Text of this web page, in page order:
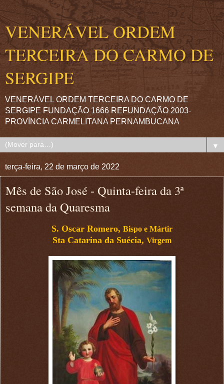
VENERÁVEL ORDEM
TERCEIRA DO CARMO DE
SERGIPE
VENERÁVEL ORDEM TERCEIRA DO CARMO DE
SERGIPE FUNDAÇÃO 1666 REFUNDAÇÃO 2003-
PROVÍNCIA CARMELITANA PERNAMBUCANA
▼
terça-feira, 22 de março de 2022
Mês de São José - Quinta-feira da 3ª
semana da Quaresma
S. Oscar Romero, Bispo e Mártir
Sta Catarina da Suécia, Virgem